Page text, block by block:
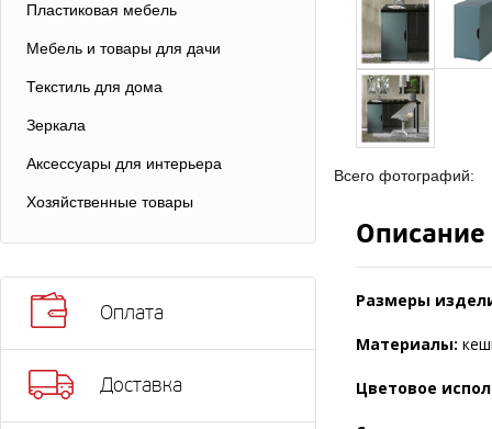
Пластиковая мебель
Мебель и товары для дачи
Текстиль для дома
Зеркала
Аксессуары для интерьера
Хозяйственные товары
Оплата
Доставка
Всего фотографий:
Описание
Размеры
Материалы:
Цветовое